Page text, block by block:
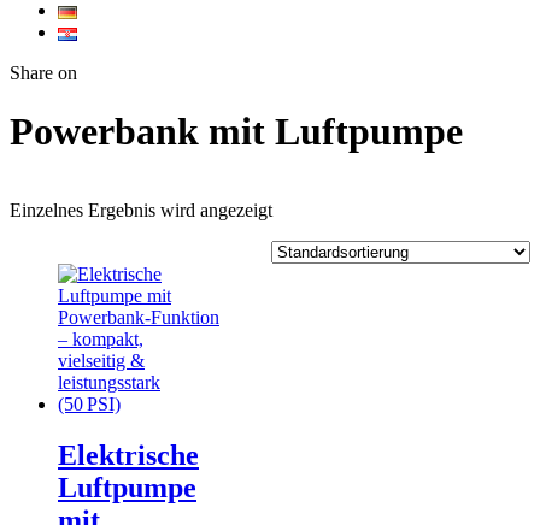
Share on
Powerbank mit Luftpumpe
Einzelnes Ergebnis wird angezeigt
Elektrische
Luftpumpe